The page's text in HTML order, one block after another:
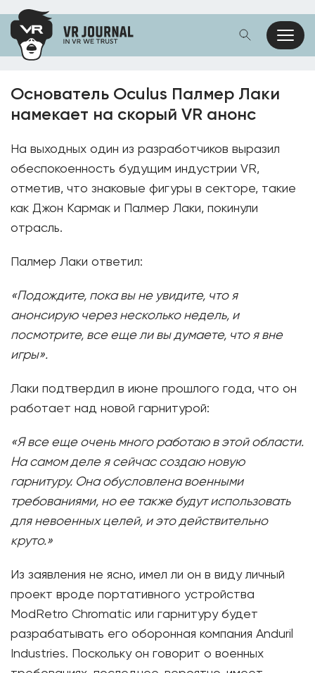
Основатель Oculus Палмер Лаки
намекает на скорый VR анонс
На выходных один из разработчиков выразил
обеспокоенность будущим индустрии VR,
отметив, что знаковые фигуры в секторе, такие
как Джон Кармак и Палмер Лаки, покинули
отрасль.
Палмер Лаки ответил:
«Подождите, пока вы не увидите, что я
анонсирую через несколько недель, и
посмотрите, все еще ли вы думаете, что я вне
игры».
Лаки подтвердил в июне прошлого года, что он
работает над новой гарнитурой:
«Я все еще очень много работаю в этой области.
На самом деле я сейчас создаю новую
гарнитуру. Она обусловлена ​​военными
требованиями, но ее также будут использовать
для невоенных целей, и это действительно
круто.»
Из заявления не ясно, имел ли он в виду личный
проект вроде портативного устройства
ModRetro Chromatic или гарнитуру будет
разрабатывать его оборонная компания Anduril
Industries. Поскольку он говорит о военных